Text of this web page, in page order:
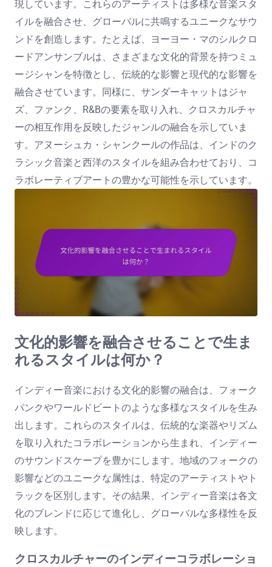
現しています。これらのアーティストは多様な音楽スタ
イルを融合させ、グローバルに共鳴するユニークなサウ
ンドを創造します。たとえば、ヨーヨー・マのシルクロ
ードアンサンブルは、さまざまな文化的背景を持つミュ
ージシャンを特徴とし、伝統的な影響と現代的な影響を
融合させています。同様に、サンダーキャットはジャ
ズ、ファンク、R&Bの要素を取り入れ、クロスカルチャ
ーの相互作用を反映したジャンルの融合を示していま
す。アヌーシュカ・シャンクールの作品は、インドのク
ラシック音楽と西洋のスタイルを組み合わせており、コ
ラボレーティブアートの豊かな可能性を示しています。
文化的影響を融合させることで生ま
れるスタイルは何か？
インディー音楽における文化的影響の融合は、フォーク
パンクやワールドビートのような多様なスタイルを生み
出します。これらのスタイルは、伝統的な楽器やリズム
を取り入れたコラボレーションから生まれ、インディー
のサウンドスケープを豊かにします。地域のフォークの
影響などのユニークな属性は、特定のアーティストやト
ラックを区別します。その結果、インディー音楽は各文
化のブレンドに応じて進化し、グローバルな多様性を反
映します。
クロスカルチャーのインディーコラボレーショ